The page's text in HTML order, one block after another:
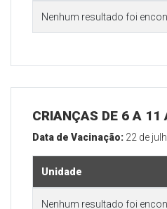
Nenhum resultado foi
CRIANÇAS DE 6 A 11
Data de Vacinação: 22 de
Unidade
Nenhum resultado foi